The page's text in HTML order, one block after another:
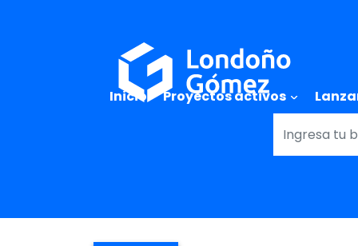
Main
Inicio Proyectos activos